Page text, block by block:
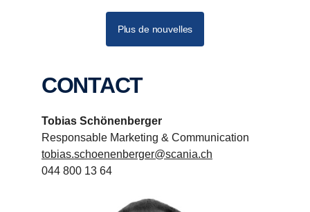
Plus de nouvelles
CONTACT
Tobias Schönenberger
Responsable Marketing & Communication
tobias.schoenenberger@scania.ch
044 800 13 64